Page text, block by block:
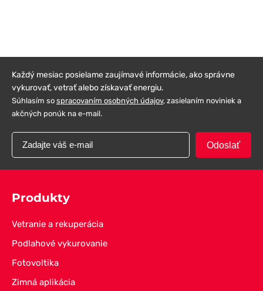
Každý mesiac posielame zaujímavé informácie, ako správne
vykurovať, vetrať alebo získavať energiu.
Súhlasím so spracovaním osobných údajov, zasielaním noviniek a
akčných ponúk na e-mail.
Odoslať
Produkty
Vetranie a rekuperácia
Podlahové vykurovanie
Fotovoltika
Zimná aplikácia